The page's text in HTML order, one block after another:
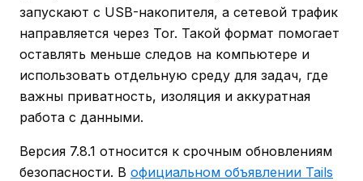
запускают с USB-накопителя, а сетевой трафик
направляется через Tor. Такой формат помогает
оставлять меньше следов на компьютере и
использовать отдельную среду для задач, где
важны приватность, изоляция и аккуратная
работа с данными.
Версия 7.8.1 относится к срочным обновлениям
безопасности. В официальном объявлении Tails